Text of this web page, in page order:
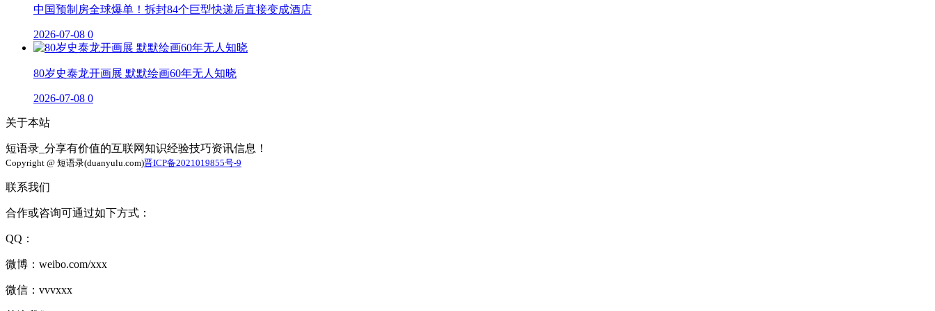
中国预制房全球爆单！拆封84个巨型快递后直接变成酒店
2026-07-08 0
80岁史泰龙开画展 默默绘画60年无人知晓
2026-07-08 0
关于本站
短语录_分享有价值的互联网知识经验技巧资讯信息！
Copyright @ 短语录(duanyulu.com)晋ICP备2021019855号-9
联系我们
合作或咨询可通过如下方式：
QQ：
微博：weibo.com/xxx
微信：vvvxxx